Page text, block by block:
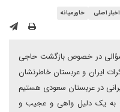
اخبار اصلی خاورمیانه
در خصوص بازگشت حاجی
ایران و عربستان خاطرنشان
در عربستان سعودی هستیم
به یک دلیل واهی و عجیب و